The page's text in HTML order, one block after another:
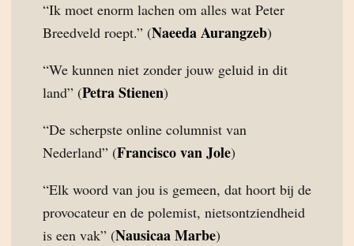
“Ik moet enorm lachen om alles wat Peter
Breedveld roept.” (Naeeda Aurangzeb)
“We kunnen niet zonder jouw geluid in dit
land” (Petra Stienen)
“De scherpste online columnist van
Nederland” (Francisco van Jole)
“Elk woord van jou is gemeen, dat hoort bij de
provocateur en de polemist, nietsontziendheid
is een vak” (Nausicaa Marbe)